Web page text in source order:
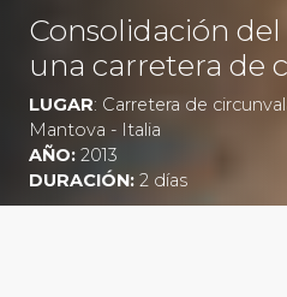
Consolidación
una carretera de
LUGAR: Carretera de
Mantova - Italia
AÑO: 2013
DURACIÓN: 2 días